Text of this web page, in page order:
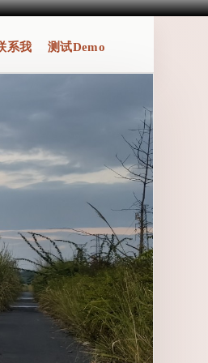
系我 测试Demo